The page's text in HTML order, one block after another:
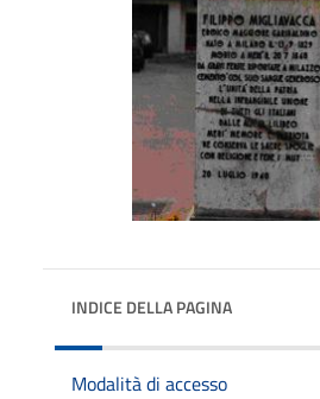
INDICE DELLA PAGINA
Modalità di accesso